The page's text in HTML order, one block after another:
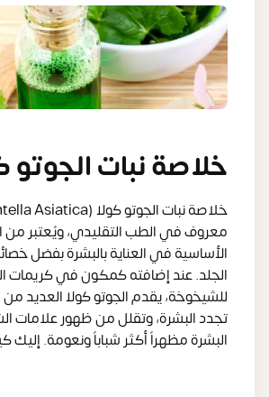
خلاصة نبات الجوتو
معروف في الطب التقليدي، ويُعتبر من
الأساسية في العناية بالبشرة بفضل
الجلد. عند إضافته كمكون في كريمات
للشيخوخة، يقدم الجوتو كولا العديد من
تجدد البشرة، وتقلل من ظهور علامات
البشرة مظهراً أكثر شباباً ونعومة.